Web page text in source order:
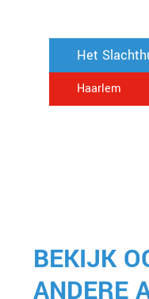
Het
Haarlem
BEKIJK
ANDERE